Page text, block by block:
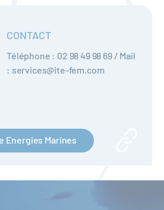
CONTACT
Téléphone : 02 98 49 98 69 / Mail
: services@ite-fem.com
Energies Marines